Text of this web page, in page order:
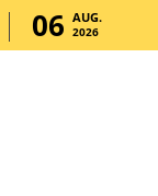
06 AUG.
2026